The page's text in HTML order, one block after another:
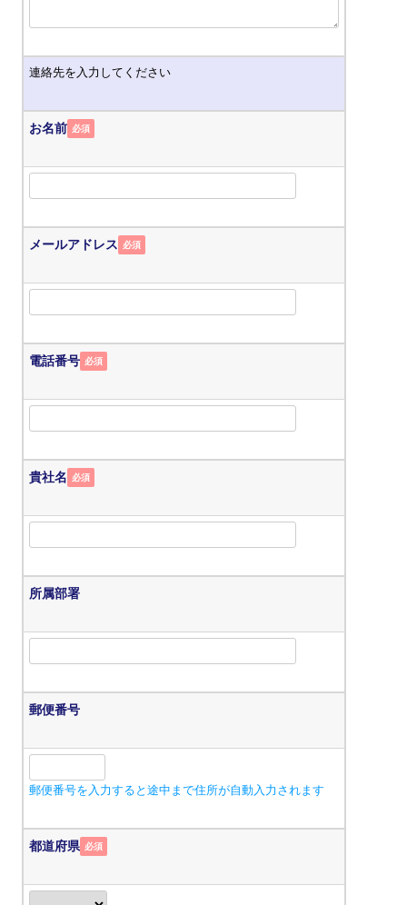
連絡先を入力してください
お名前 必須
メールアドレス 必須
電話番号 必須
貴社名 必須
所属部署
郵便番号
郵便番号を入力すると途中まで住所が自動入力されます
都道府県 必須